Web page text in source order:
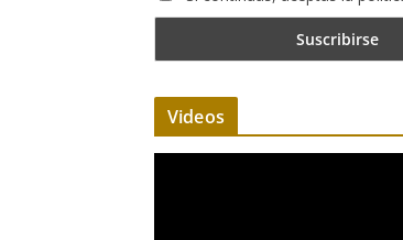
Videos